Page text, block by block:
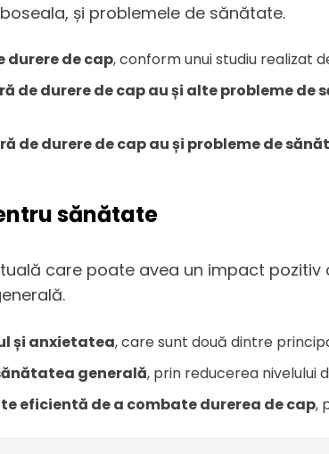
și problemele de sănătate.
durere de cap, conform unui studiu realizat
de durere de cap au și alte probleme de
de durere de cap au și probleme de
sănătate
care poate avea un impact
și anxietatea, care sunt două dintre
generală, prin reducerea nivelului
eficientă de a combate durerea de cap,